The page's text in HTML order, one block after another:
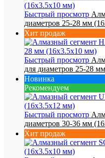
Быстрый просмотр
диаметров 25-28 мм
Хит продаж
Быстрый просмотр
для диаметров 25-28
Новинка
Рекомендуем
Быстрый просмотр
диаметров 30-36 мм
Хит продаж